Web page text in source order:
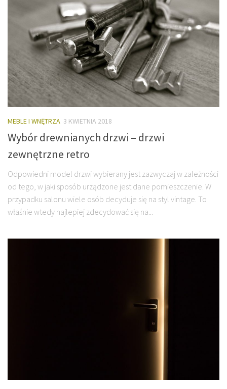
MEBLE I WNĘTRZA 3 KWIETNIA 2018
Wybór drewnianych drzwi – drzwi
zewnętrzne retro
Odpowiedni model drzwi wybierany jest zazwyczaj w zależności
od tego, w jaki sposób urządzone jest dane pomieszczenie. W
przypadku salonu wiele osób decyduje się na styl vintage. To
właśnie wtedy najlepiej zdecydować się na...